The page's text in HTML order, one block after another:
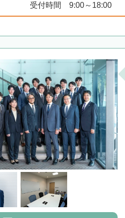
受付時間 9:00～18:00